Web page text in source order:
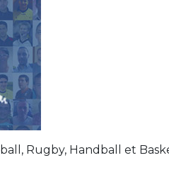
Rugby, Handball et